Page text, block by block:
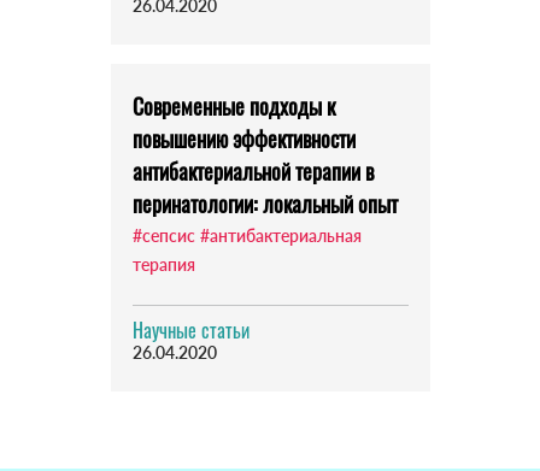
26.04.2020
Современные подходы к
повышению эффективности
антибактериальной терапии в
перинатологии: локальный опыт
#сепсис #антибактериальная
терапия
Научные статьи
26.04.2020